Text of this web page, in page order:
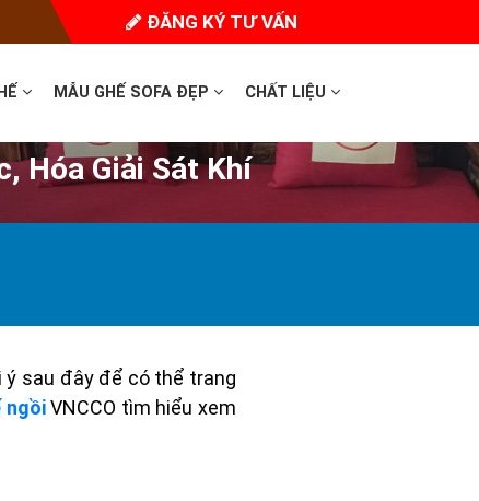
ĐĂNG KÝ TƯ VẤN
MẪU GHẾ SOFA ĐẸP CHẤT LIỆU
Hóa Giải Sát Khí
ý sau đây để có thể trang
ngồiVNCCO tìm hiểu xem